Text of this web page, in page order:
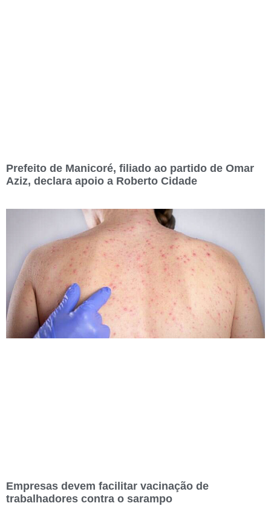
Prefeito de Manicoré, filiado ao partido de Omar
Aziz, declara apoio a Roberto Cidade
Empresas devem facilitar vacinação de
trabalhadores contra o sarampo